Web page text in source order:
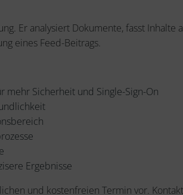
Er analysiert Dokumente, fasst
eines Feed-Beitrags.
mehr Sicherheit und Single-Sign-On
Ergebnisse
und kostenfreien Termin vor.